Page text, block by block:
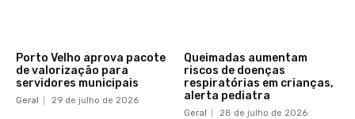
Porto Velho aprova pacote
de valorização para
servidores municipais
Geral 29 de julho de 2026
Queimadas aumentam
riscos de doenças
respiratórias em crianças,
alerta pediatra
Geral 28 de julho de 2026